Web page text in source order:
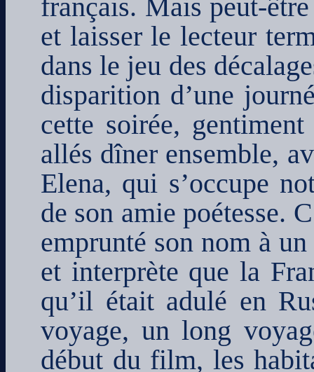
français. Mais peut-
et laisser le lecteur
dans le jeu des
disparition d’une
cette soirée,
allés dîner ensemble,
Elena, qui s’occupe
de son amie poétesse.
emprunté son nom à
et interprète que la
qu’il était adulé en
voyage, un long
début du film, les